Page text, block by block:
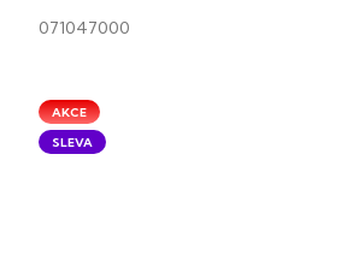
071047000
AKCE
SLEVA